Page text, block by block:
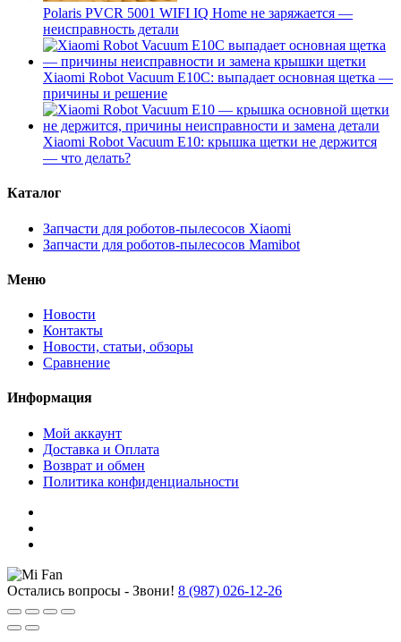
Polaris PVCR 5001 WIFI IQ Home не заряжается —
неисправность детали
Xiaomi Robot Vacuum E10C: выпадает основная щетка —
причины и решение
Xiaomi Robot Vacuum E10: крышка щетки не держится
— что делать?
Каталог
Запчасти для роботов-пылесосов Xiaomi
Запчасти для роботов-пылесосов Mamibot
Меню
Новости
Контакты
Новости, статьи, обзоры
Сравнение
Информация
Мой аккаунт
Доставка и Оплата
Возврат и обмен
Политика конфиденциальности
Остались вопросы - Звони! 8 (987) 026-12-26